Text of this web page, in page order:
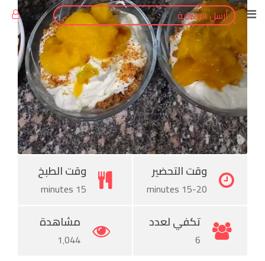
أرسل الوصفة
وقت التحضير
15-20 minutes
وقت الطبخ
15 minutes
تكفي لعدد مشاهدة
1٬044